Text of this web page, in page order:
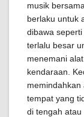
musik
berlaku untuk
dibawa
terlalu besar
menemani
kendaraan.
memindahkan
tempat yang
di tengah